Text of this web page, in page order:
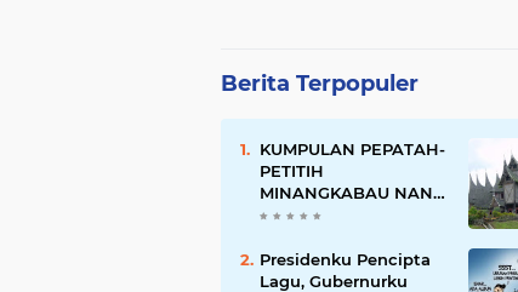
Berita Terpopuler
KUMPULAN PEPATAH-
PETITIH
MINANGKABAU NAN
ELOK
Presidenku Pencipta
Lagu, Gubernurku